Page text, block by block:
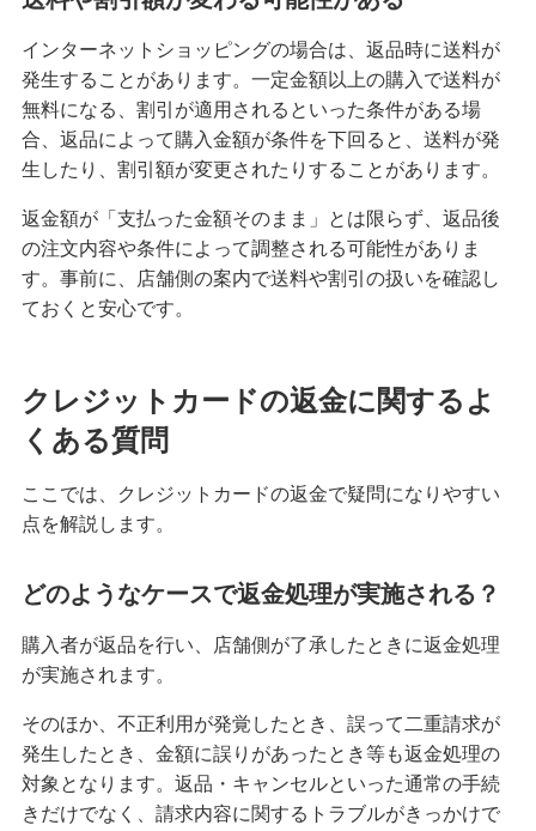
困ったときは・よくあるご質問
みずほ銀行について
インターネットショッピングの場合は、返品時に送料が
発生することがあります。一定金額以上の購入で送料が
無料になる、割引が適用されるといった条件がある場
合、返品によって購入金額が条件を下回ると、送料が発
生したり、割引額が変更されたりすることがあります。
返金額が「支払った金額そのまま」とは限らず、返品後
の注文内容や条件によって調整される可能性がありま
す。事前に、店舗側の案内で送料や割引の扱いを確認し
ておくと安心です。
クレジットカードの返金に関するよ
くある質問
ここでは、クレジットカードの返金で疑問になりやすい
点を解説します。
どのようなケースで返金処理が実施される？
購入者が返品を行い、店舗側が了承したときに返金処理
が実施されます。
そのほか、不正利用が発覚したとき、誤って二重請求が
発生したとき、金額に誤りがあったとき等も返金処理の
対象となります。返品・キャンセルといった通常の手続
きだけでなく、請求内容に関するトラブルがきっかけで